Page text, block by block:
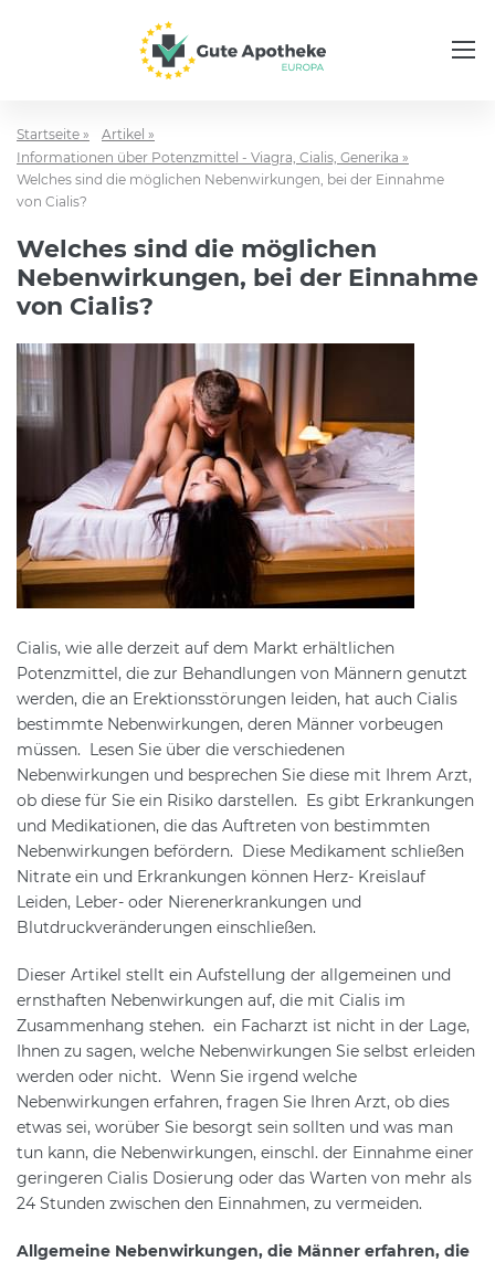
Startseite »
Artikel »
Informationen über Potenzmittel - Viagra, Cialis, Generika »
Welches sind die möglichen Nebenwirkungen, bei der Einnahme
von Cialis?
Welches sind die möglichen
Nebenwirkungen, bei der Einnahme
von Cialis?
Cialis, wie alle derzeit auf dem Markt erhältlichen
Potenzmittel, die zur Behandlungen von Männern genutzt
werden, die an Erektionsstörungen leiden, hat auch Cialis
bestimmte Nebenwirkungen, deren Männer vorbeugen
müssen. Lesen Sie über die verschiedenen
Nebenwirkungen und besprechen Sie diese mit Ihrem Arzt,
ob diese für Sie ein Risiko darstellen. Es gibt Erkrankungen
und Medikationen, die das Auftreten von bestimmten
Nebenwirkungen befördern. Diese Medikament schließen
Nitrate ein und Erkrankungen können Herz- Kreislauf
Leiden, Leber- oder Nierenerkrankungen und
Blutdruckveränderungen einschließen.
Dieser Artikel stellt ein Aufstellung der allgemeinen und
ernsthaften Nebenwirkungen auf, die mit Cialis im
Zusammenhang stehen. ein Facharzt ist nicht in der Lage,
Ihnen zu sagen, welche Nebenwirkungen Sie selbst erleiden
werden oder nicht. Wenn Sie irgend welche
Nebenwirkungen erfahren, fragen Sie Ihren Arzt, ob dies
etwas sei, worüber Sie besorgt sein sollten und was man
tun kann, die Nebenwirkungen, einschl. der Einnahme einer
geringeren Cialis Dosierung oder das Warten von mehr als
24 Stunden zwischen den Einnahmen, zu vermeiden.
Allgemeine Nebenwirkungen, die Männer erfahren, die